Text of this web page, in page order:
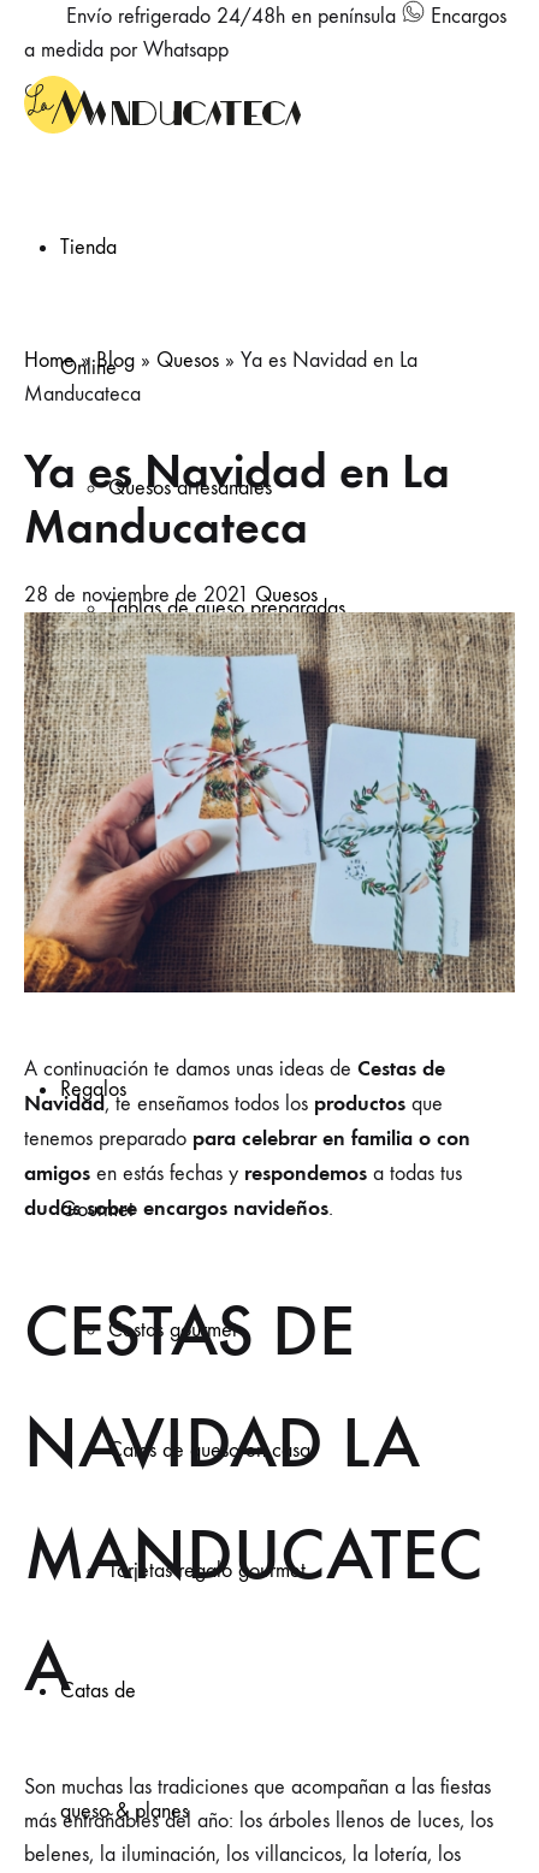
Envío refrigerado 24/48h en península
Encargos
a medida por Whatsapp
Tienda
Online
Quesos artesanales
Tablas de queso preparadas
Cervezas artesanales
Vinos de autor
Despensa, Pan y Dulce
Regalos
Gourmet
Cestas gourmet
Catas de queso en casa
Tarjetas regalo gourmet
Catas de
queso & planes
Home»Blog » Quesos » Ya es Navidad en La
Manducateca
Ya es Navidad en La
Manducateca
28 de noviembre de 2021 Quesos
A continuación te damos unas ideas de Cestas de
Navidad, te enseñamos todos los productos que
tenemos preparado para celebrar en familia o con
amigos en estás fechas y respondemos a todas tus
dudas sobre encargos navideños.
CESTAS DE
NAVIDAD LA
MANDUCATEC
A
Son muchas las tradiciones que acompañan a las fiestas
más entrañables del año: los árboles llenos de luces, los
belenes, la iluminación, los villancicos, la lotería, los